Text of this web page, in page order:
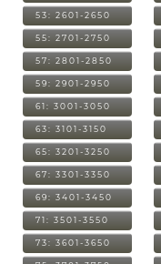
53: 2601-2650
55: 2701-2750
57: 2801-2850
59: 2901-2950
61: 3001-3050
63: 3101-3150
65: 3201-3250
67: 3301-3350
69: 3401-3450
71: 3501-3550
73: 3601-3650